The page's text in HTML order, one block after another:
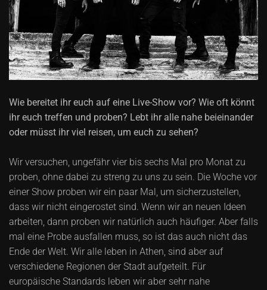
Wie bereitet ihr euch auf eine Live-Show vor? Wie oft könnt
ihr euch treffen und proben? Lebt ihr alle nahe beieinander
oder müsst ihr viel reisen, um euch zu sehen?
Wir versuchen, ungefähr vier bis sechs Mal pro Monat zu
proben, ohne dabei zu streng zu uns zu sein. Die Woche vor
einer Show proben wir ein paar Mal, um sicherzustellen,
dass wir nicht eingerostet sind. Wenn wir an neuen Ideen
arbeiten, dann proben wir natürlich auch häufiger. Aber falls
mal eine Probe ausfallen muss, so ist das auch nicht das
Ende der Welt. Wir alle leben in Athen, sind aber auf
verschiedene Regionen der Stadt aufgeteilt. Für
europäische Standards leben wir aber sehr nahe